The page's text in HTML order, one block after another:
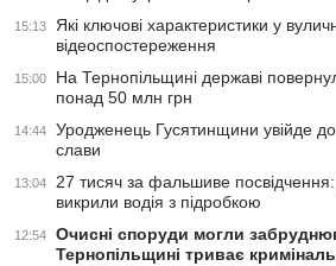
15:13
Які ключові характеристики у
відеоспостереження
15:00
На Тернопільщині державі
понад 50 млн грн
14:44
Уродженець Гусятинщини увійде до
слави
13:04
27 тисяч за фальшиве посвідчення:
викрили водія з підробкою
12:54
Очисні споруди могли
Тернопільщині триває